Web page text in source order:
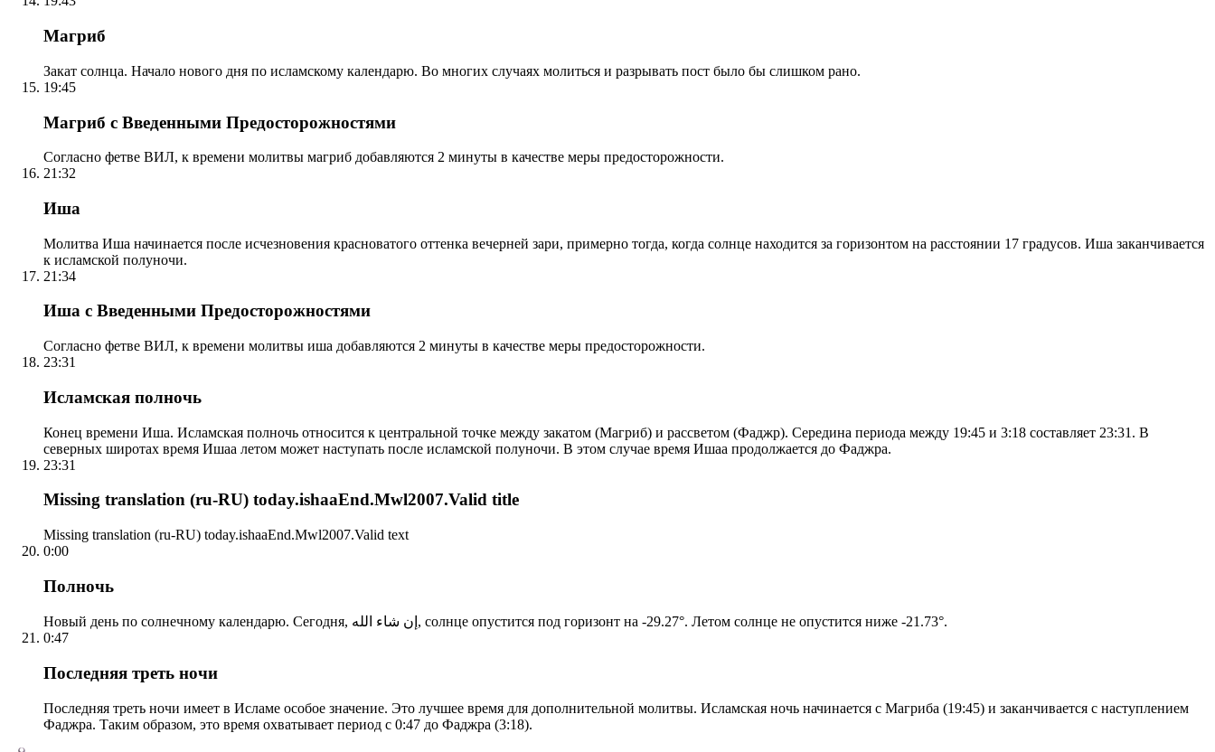
Магриб
Закат солнца. Начало нового дня по исламскому календарю. Во многих случаях молиться и разрывать пост было бы слишком рано.
19:45
Магриб с Введенными Предосторожностями
Согласно фетве ВИЛ, к времени молитвы магриб добавляются 2 минуты в качестве меры предосторожности.
21:32
Иша
Молитва Иша начинается после исчезновения красноватого оттенка вечерней зари, примерно тогда, когда солнце находится за горизонтом на расстоянии 17 градусов. Иша заканчивается
к исламской полуночи.
21:34
Иша с Введенными Предосторожностями
Согласно фетве ВИЛ, к времени молитвы иша добавляются 2 минуты в качестве меры предосторожности.
23:31
Исламская полночь
Конец времени Иша. Исламская полночь относится к центральной точке между закатом (Магриб) и рассветом (Фаджр). Середина периода между 19:45 и 3:18 составляет 23:31. В
северных широтах время Ишаа летом может наступать после исламской полуночи. В этом случае время Ишаа продолжается до Фаджра.
23:31
Missing translation (ru-RU) today.ishaaEnd.Mwl2007.Valid title
Missing translation (ru-RU) today.ishaaEnd.Mwl2007.Valid text
0:00
Полночь
Новый день по солнечному календарю. Сегодня, إن شاء الله, солнце опустится под горизонт на -29.27°. Летом солнце не опустится ниже -21.73°.
0:47
Последняя треть ночи
Последняя треть ночи имеет в Исламе особое значение. Это лучшее время для дополнительной молитвы. Исламская ночь начинается с Магриба (19:45) и заканчивается с наступлением
Фаджра. Таким образом, это время охватывает период с 0:47 до Фаджра (3:18).